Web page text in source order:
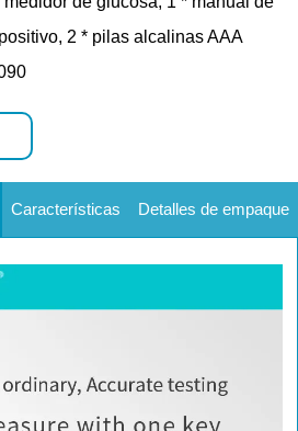
Características Detalles de empaque